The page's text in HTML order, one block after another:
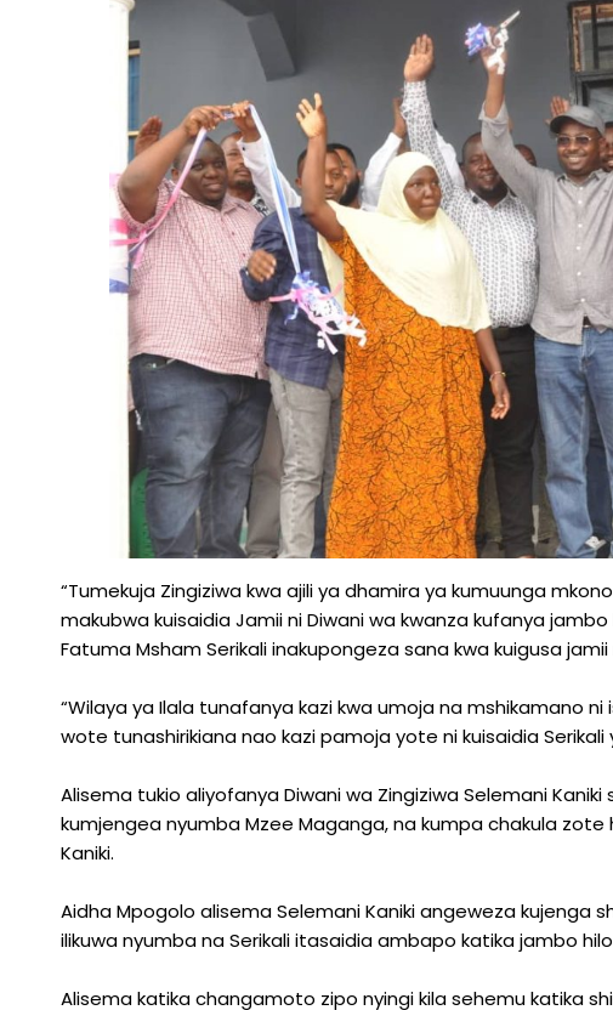
“Tumekuja Zingiziwa kwa ajili ya dhamira ya kumuunga
makubwa kuisaidia Jamii ni Diwani wa kwanza kufanya
Fatuma Msham Serikali inakupongeza sana kwa kuigusa
“Wilaya ya Ilala tunafanya kazi kwa umoja na mshikamano
wote tunashirikiana nao kazi pamoja yote ni kuisaidia Serikali
Alisema tukio aliyofanya Diwani wa Zingiziwa Selemani
kumjengea nyumba Mzee Maganga, na kumpa chakula zote
Kaniki.
Aidha Mpogolo alisema Selemani Kaniki angeweza kujenga
ilikuwa nyumba na Serikali itasaidia ambapo katika jambo
Alisema katika changamoto zipo nyingi kila sehemu katika